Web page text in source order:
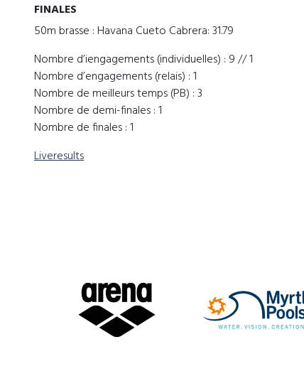
FINALES
50m brasse : Havana Cueto Cabrera: 31.79
Nombre d’iengagements (individuelles) : 9 // 1
Nombre d’engagements (relais) : 1
Nombre de meilleurs temps (PB) : 3
Nombre de demi-finales : 1
Nombre de finales : 1
Liveresults